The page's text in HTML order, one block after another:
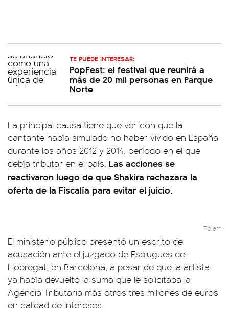
TE PUEDE INTERESAR:
PopFest: el festival que reunirá a
más de 20 mil personas en Parque
Norte
La principal causa tiene que ver con que la
cantante había simulado no haber vivido en España
durante los años 2012 y 2014, período en el que
debía tributar en el país. Las acciones se
reactivaron luego de que Shakira rechazara la
oferta de la Fiscalía para evitar el juicio.
Télam
El ministerio público presentó un escrito de
acusación ante el juzgado de Esplugues de
Llobregat, en Barcelona, a pesar de que la artista
ya había devuelto la suma que le solicitaba la
Agencia Tributaria más otros tres millones de euros
en calidad de intereses.